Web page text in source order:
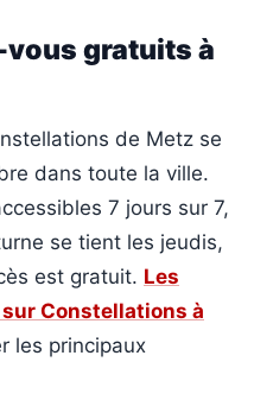
vous gratuits à
de Metz se
dans toute la ville.
7 jours sur 7,
se tient les jeudis,
est gratuit. Les
Constellations à
les principaux